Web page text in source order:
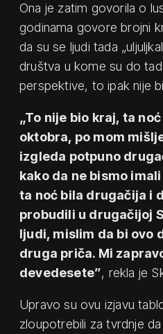
Ona je zatim govorila o
godinama govore brojni
da su se ljudi tada
društva u kome su do
perspektive, to ipak nije
„To nije bio kraj, ta
oktobra, po mom
izgleda potpuno
kako da ne bismo
ta noć bila drugačija i
probudili u drugačijoj
ljudi, mislim da bi ovo
druga priča. Mi
devedesete”, rekla je
Upravo su ovu izjavu
zloupotrebili za tvrdnje